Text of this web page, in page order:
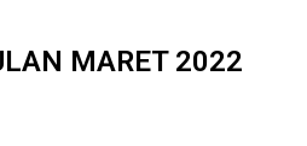
MARET 2022